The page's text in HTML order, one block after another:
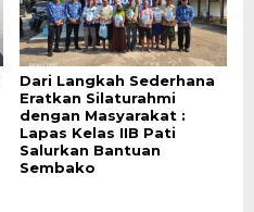
Dari Langkah Sederhana
Eratkan Silaturahmi
dengan Masyarakat :
Lapas Kelas IIB Pati
Salurkan Bantuan
Sembako